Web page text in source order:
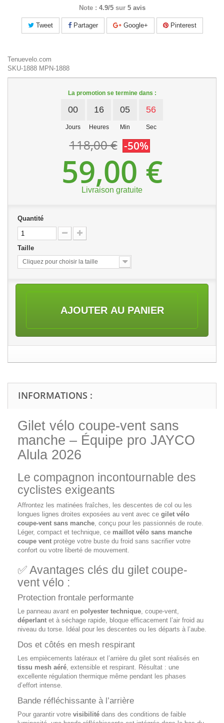
Note : 4.9/5 sur 5 avis
Tweet Partager Google+ Pinterest
Tenuevelo.com
SKU-1888 MPN-1888
La promotion se termine dans :
00
Jours
16
Heures
05
Min
55
Sec
118,00 € -50%
59,00 €
Livraison gratuite
Quantité
Taille
Cliquez pour choisir la taille
AJOUTER AU PANIER
INFORMATIONS :
Gilet vélo coupe-vent sans
manche – Équipe pro JAYCO
Alula 2026
Le compagnon incontournable des
cyclistes exigeants
Affrontez les matinées fraîches, les descentes de col ou les
longues lignes droites exposées au vent avec ce gilet vélo
coupe-vent sans manche, conçu pour les passionnés de route.
Léger, compact et technique, ce maillot vélo sans manche
coupe vent protège votre buste du froid sans sacrifier votre
confort ou votre liberté de mouvement.
✅ Avantages clés du gilet coupe-
vent vélo :
Protection frontale performante
Le panneau avant en polyester technique, coupe-vent,
déperlant et à séchage rapide, bloque efficacement l’air froid au
niveau du torse. Idéal pour les descentes ou les départs à l’aube.
Dos et côtés en mesh respirant
Les empiècements latéraux et l’arrière du gilet sont réalisés en
tissu mesh aéré, extensible et respirant. Résultat : une
excellente régulation thermique même pendant les phases
d’effort intense.
Bande réfléchissante à l’arrière
Pour garantir votre visibilité dans des conditions de faible